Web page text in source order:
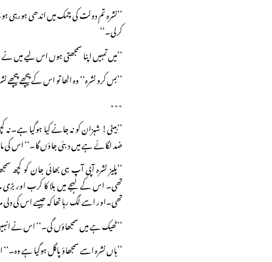
’’نشرہ تم دولت کی چمک میں اندھی
کرلی۔‘‘
’’میں تمہیں اپنا سمجھتی ہوں اس لیے میں
’’بس کرو نشرہ‘‘ وہ اٹھا تو اس کے پیچھے
٭٭٭
’’بیٹی! شہزان کو نہ جانے کیا ہوگیا ہے۔
ضد لگائے ہے میں دبئی جاؤں گا۔‘‘ اس
’’پلیز نشرہ آپی آپ ہی بھائی جان کو کچھ
تھی۔ اس کے لہجے میں بلا کا کرب اور بڑی
تھی۔اور اسے لگ رہا تھا کہ جیسے اس کی دلی
’’ٹھیک ہے میں سمجھاؤں گی۔‘‘ اس نے
’’ہاں نشرہ اسے سمجھاؤ پاگل ہوگیا ہے